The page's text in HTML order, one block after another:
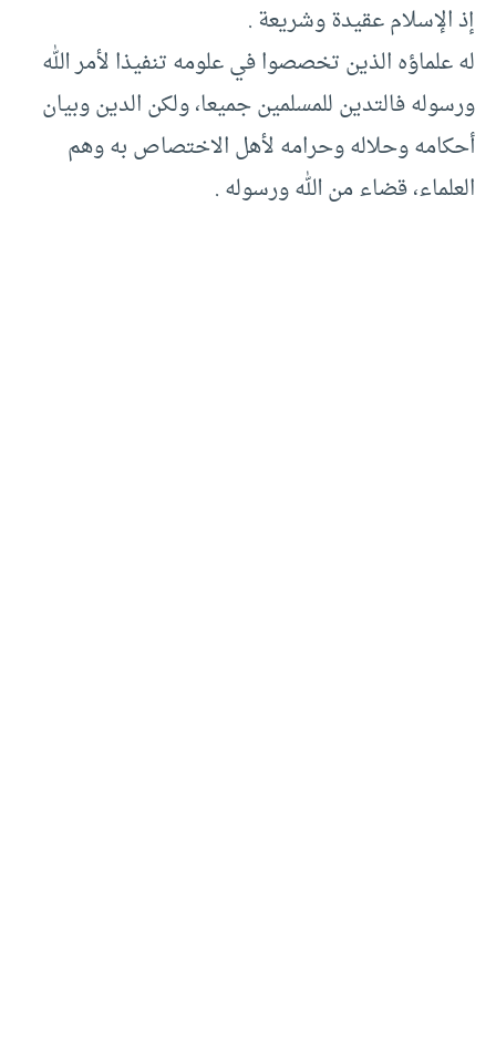
إذ الإسلام عقيدة وشريعة .‏
له علماؤه الذين تخصصوا في علومه تنفيذا لأمر الله
ورسوله فالتدين للمسلمين جميعا، ولكن الدين وبيان
أحكامه وحلاله وحرامه لأهل الاختصاص به وهم
العلماء، قضاء من الله ورسوله .‏